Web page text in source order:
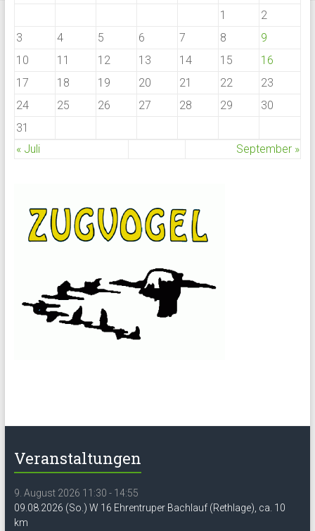
1
2
3
4 5 6 7 8
9
10
11 12 13 14 15
16
17
18 19 20 21 22
23
24
25 26 27 28 29
30
31
« Juli
September »
Veranstaltungen
9. August 2026 11:30 - 14:55
09.08.2026 (So.) W 16 Ehrentruper Bachlauf (Rethlage), ca. 10
km